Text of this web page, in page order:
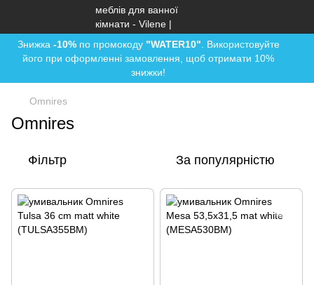
Знижка -10%по промокоду "WATER10" . Використовуйте
його при оформленні замовлення, щоб отримати 10%
знижки!
Omnires
Omnires
Фільтр За популярністю